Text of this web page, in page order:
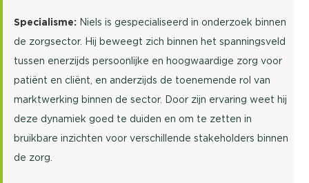
Specialisme: Niels is gespecialiseerd in onderzoek binnen
de zorgsector. Hij beweegt zich binnen het spanningsveld
tussen enerzijds persoonlijke en hoogwaardige zorg voor
patiënt en cliënt, en anderzijds de toenemende rol van
marktwerking binnen de sector. Door zijn ervaring weet hij
deze dynamiek goed te duiden en om te zetten in
bruikbare inzichten voor verschillende stakeholders binnen
de zorg.